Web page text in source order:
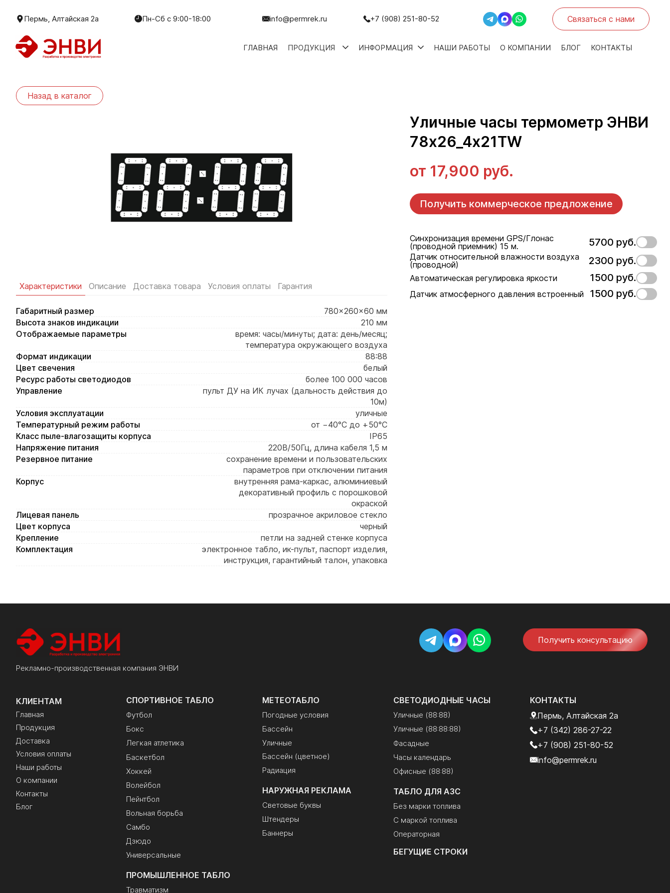
Пермь, Алтайская 2а Пн-Сб с 9:00-18:00 info@permrek.ru +7 (908) 251-80-52 Связаться с нами
ГЛАВНАЯ ПРОДУКЦИЯ ИНФОРМАЦИЯ НАШИ РАБОТЫ О КОМПАНИИ БЛОГ КОНТАКТЫ
Назад в каталог
Характеристики Описание Доставка товара Условия оплаты Гарантия
Габаритный размер
780×260×60 мм
Высота знаков индикации
210 мм
Отображаемые параметры
время: часы/минуты; дата: день/месяц;
температура окружающего воздуха
Формат индикации
88:88
Цвет свечения
белый
Ресурс работы светодиодов
более 100 000 часов
Управление
пульт ДУ на ИК лучах (дальность действия до
10м)
Условия эксплуатации
уличные
Температурный режим работы
от −40°C до +50°C
Класс пыле-влагозащиты корпуса
IP65
Напряжение питания
220В/50Гц, длина кабеля 1,5 м
Резервное питание
сохранение времени и пользовательских
параметров при отключении питания
Корпус
внутренняя рама-каркас, алюминиевый
декоративный профиль с порошковой
окраской
Лицевая панель
прозрачное акриловое стекло
Цвет корпуса
черный
Крепление
петли на задней стенке корпуса
Комплектация
электронное табло, ик-пульт, паспорт изделия,
инструкция, гарантийный талон, упаковка
Уличные часы термометр ЭНВИ
78х26_4х21TW
от 17,900 руб.
Получить коммерческое предложение
Синхронизация времени GPS/Глонас
(проводной приемник) 15 м.
5700 руб.
Датчик относительной влажности воздуха
(проводной)
2300 руб.
Автоматическая регулировка яркости 1500 руб.
Датчик атмосферного давления встроенный 1500 руб.
Рекламно-производственная компания ЭНВИ
Получить консультацию
КЛИЕНТАМ
Главная
Продукция
Доставка
Условия оплаты
Наши работы
О компании
Контакты
Блог
СПОРТИВНОЕ ТАБЛО
Футбол
Бокс
Легкая атлетика
Баскетбол
Хоккей
Волейбол
Пейнтбол
Вольная борьба
Самбо
Дзюдо
Универсальные
ПРОМЫШЛЕННОЕ ТАБЛО
Травматизм
МЕТЕОТАБЛО
Погодные условия
Бассейн
Уличные
Бассейн (цветное)
Радиация
НАРУЖНАЯ РЕКЛАМА
Световые буквы
Штендеры
Баннеры
СВЕТОДИОДНЫЕ ЧАСЫ
Уличные (88:88)
Уличные (88:88:88)
Фасадные
Часы календарь
Офисные (88:88)
ТАБЛО ДЛЯ АЗС
Без марки топлива
С маркой топлива
Операторная
БЕГУЩИЕ СТРОКИ
КОНТАКТЫ
Пермь, Алтайская 2а
+7 (342) 286-27-22
+7 (908) 251-80-52
info@permrek.ru